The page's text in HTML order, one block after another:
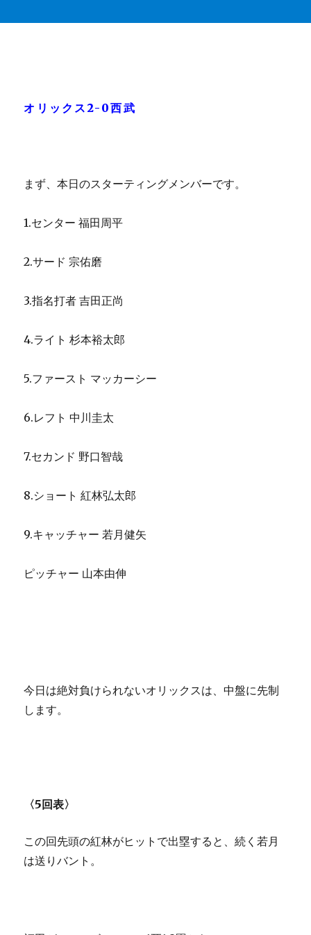
オリックス2-0西武
まず、本日のスターティングメンバーです。
1.センター 福田周平
2.サード 宗佑磨
3.指名打者 吉田正尚
4.ライト 杉本裕太郎
5.ファースト マッカーシー
6.レフト 中川圭太
7.セカンド 野口智哉
8.ショート 紅林弘太郎
9.キャッチャー 若月健矢
ピッチャー 山本由伸
今日は絶対負けられないオリックスは、中盤に先制
します。
〈5回表〉
この回先頭の紅林がヒットで出塁すると、続く若月
は送りバント。